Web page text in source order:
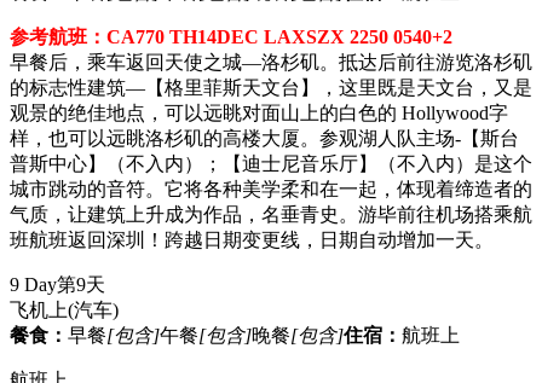
参考航班：CA770 TH14DEC LAXSZX 2250 0540+2
早餐后，乘车返回天使之城—洛杉矶。抵达后前往游览洛杉矶
的标志性建筑—【格里菲斯天文台】，这里既是天文台，又是
观景的绝佳地点，可以远眺对面山上的白色的 Hollywood字
样，也可以远眺洛杉矶的高楼大厦。参观湖人队主场-【斯台
普斯中心】（不入内）；【迪士尼音乐厅】（不入内）是这个
城市跳动的音符。它将各种美学柔和在一起，体现着缔造者的
气质，让建筑上升成为作品，名垂青史。游毕前往机场搭乘航
班航班返回深圳！跨越日期变更线，日期自动增加一天。
9 Day第9天
飞机上(汽车)
餐食： 早餐[包含]午餐[包含]晚餐[包含]住宿： 航班上